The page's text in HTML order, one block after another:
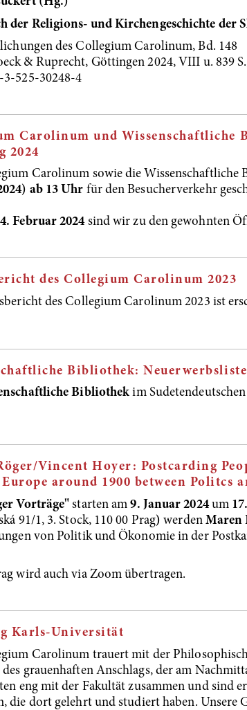
der Religions- und Kirchengeschichte der
des Collegium Carolinum, Bd. 148
& Ruprecht, Göttingen 2024, VIII u. 839
3-525-30248-4
Carolinum und Wissenschaftliche
2024
Carolinum sowie die Wissenschaftliche
ab 13 Uhr für den Besucherverkehr
Februar 2024sind wir zu den gewohnten
des Collegium Carolinum 2023
des Collegium Carolinum 2023 ist
Bibliothek: Neuerwerbsliste
Bibliothek im
Vincent Hoyer: Postcarding
around 1900 between Politcs
Vorträge"starten am9. Januar 2024um
91/1, 3. Stock, 110 00 Prag)werden Maren
von Politik und Ökonomie in der
wird auch via Zoom übertragen.
Karls-Universität
Carolinum trauert mit der
grauenhaften Anschlags, der am
eng mit der Fakultät zusammen und sind
die dort gelehrt und studiert haben. Unsere